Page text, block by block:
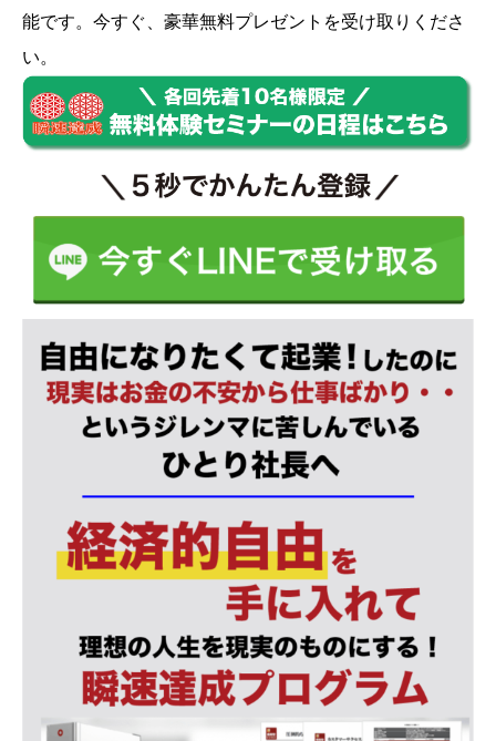
能です。今すぐ、豪華無料プレゼントを受け取りくださ
い。